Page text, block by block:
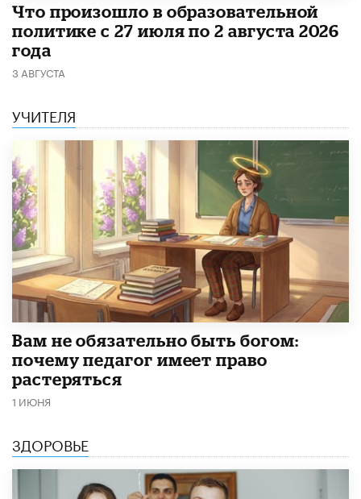
​Что произошло в образовательной
политике с 27 июля по 2 августа 2026
года
3 АВГУСТА
УЧИТЕЛЯ
​Вам не обязательно быть богом:
почему педагог имеет право
растеряться
1 ИЮНЯ
ЗДОРОВЬЕ